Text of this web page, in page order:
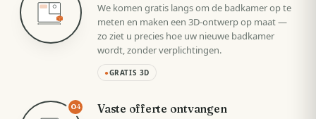
We komen gratis langs om de badkamer op te
meten en maken een 3D-ontwerp op maat —
zo ziet u precies hoe uw nieuwe badkamer
wordt, zonder verplichtingen.
●GRATIS 3D
04 Vaste offerte ontvangen